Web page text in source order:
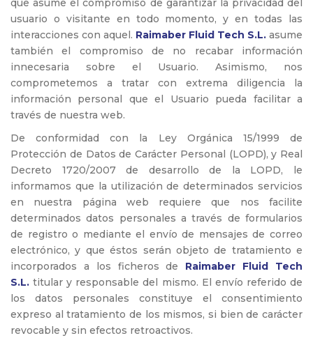
usuario o visitante en todo momento, y en todas las
interacciones con aquel. Raimaber Fluid Tech S.L. asume
también el compromiso de no recabar información
innecesaria sobre el Usuario. Asimismo, nos
comprometemos a tratar con extrema diligencia la
información personal que el Usuario pueda facilitar a
través de nuestra web.
De conformidad con la Ley Orgánica 15/1999 de
Protección de Datos de Carácter Personal (LOPD), y Real
Decreto 1720/2007 de desarrollo de la LOPD, le
informamos que la utilización de determinados servicios
en nuestra página web requiere que nos facilite
determinados datos personales a través de formularios
de registro o mediante el envío de mensajes de correo
electrónico, y que éstos serán objeto de tratamiento e
incorporados a los ficheros de Raimaber Fluid Tech
S.L. titular y responsable del mismo. El envío referido de
los datos personales constituye el consentimiento
expreso al tratamiento de los mismos, si bien de carácter
revocable y sin efectos retroactivos.